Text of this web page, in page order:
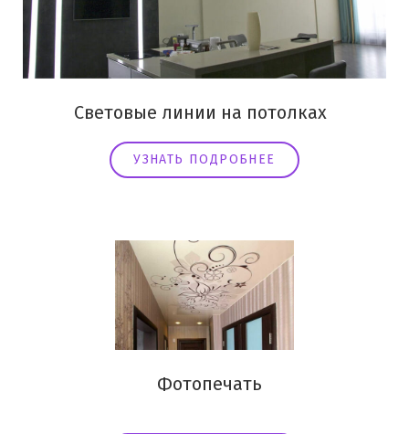
Световые линии на потолках
УЗНАТЬ ПОДРОБНЕЕ
Фотопечать